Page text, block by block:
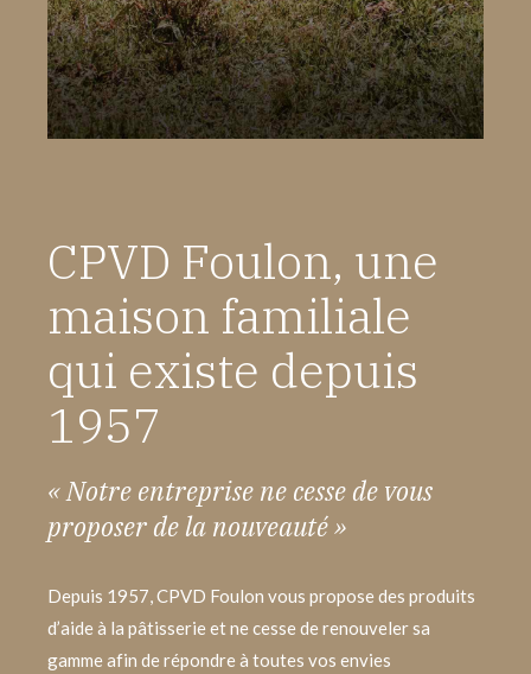
CPVD Foulon, une
maison familiale
qui existe depuis
1957
« Notre entreprise ne cesse de vous
proposer de la nouveauté »
Depuis 1957, CPVD Foulon vous propose des produits
d’aide à la pâtisserie et ne cesse de renouveler sa
gamme afin de répondre à toutes vos envies